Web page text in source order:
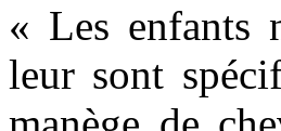
« Les enfants
leur sont